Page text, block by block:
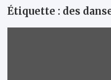
Étiquette : des